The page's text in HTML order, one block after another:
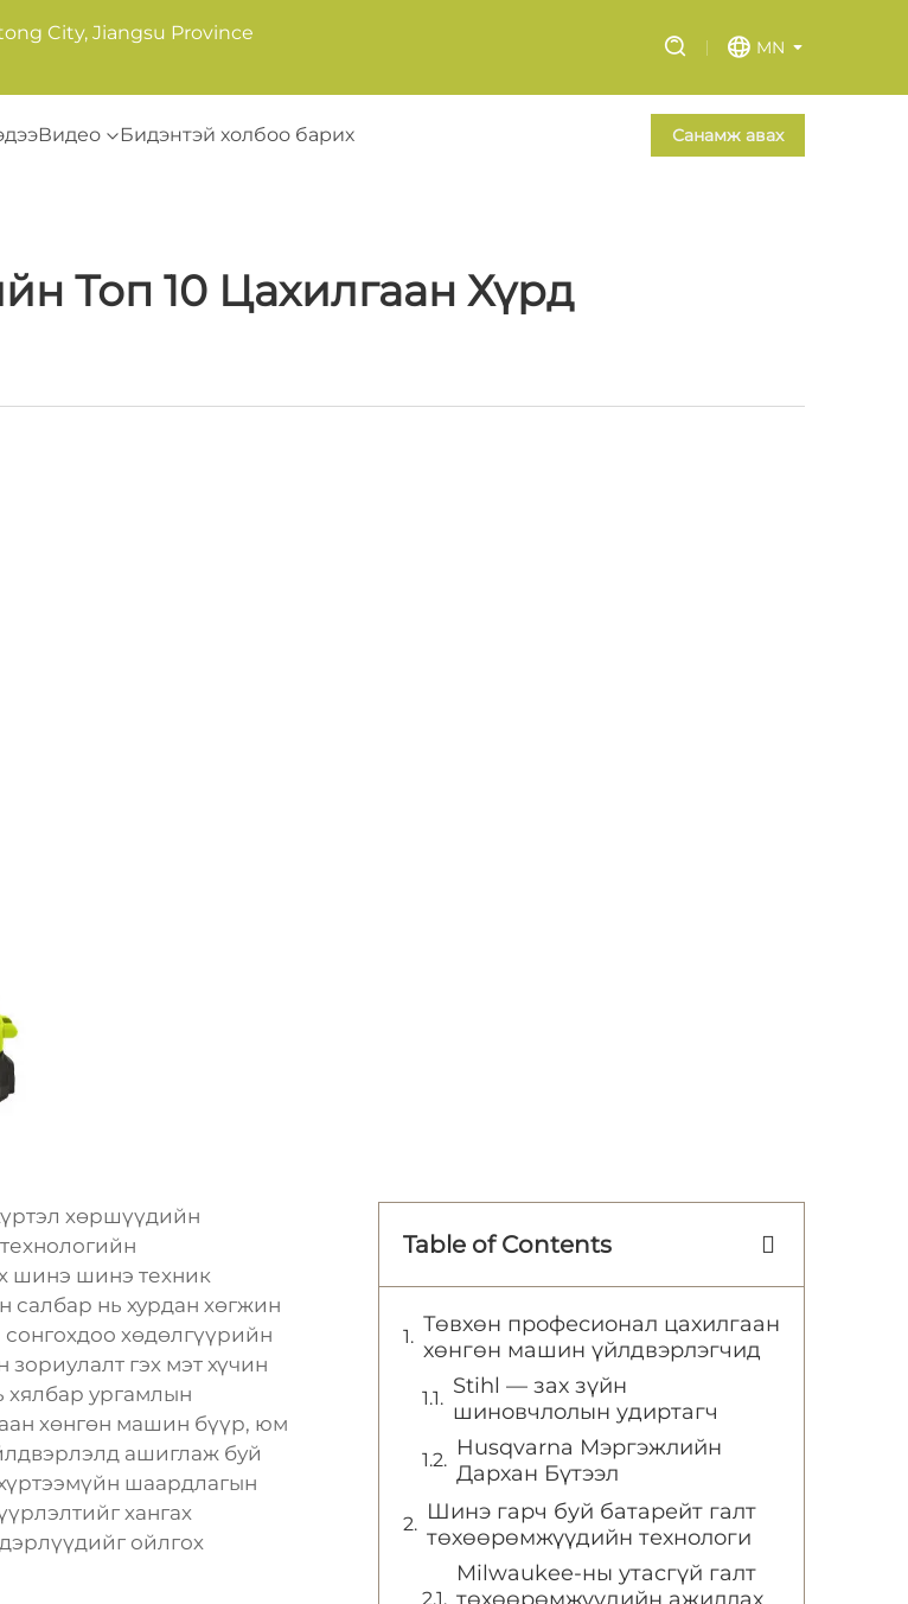
City, Jiangsu Province
MN
Видео Бидэнтэй холбоо барих Санамж авах
Топ 10 Цахилгаан Хүрд
хөршүүдийн
шинэ шинэ техник
салбар нь хурдан хөгжин
хөдөлгүүрийн
гэх мэт хүчин
хялбар ургамлын
хөнгөн машин бүүр, юм
ашиглаж буй
шаардлагын
хангах
ойлгох
Table of Contents
Төвхөн професионал цахилгаан
хөнгөн машин үйлдвэрлэгчид
Stihl — зах зүйн
шиновчлолын удиртагч
Husqvarna Мэргэжлийн
Дархан Бүтээл
Шинэ гарч буй батарейт галт
төхөөрөмжүүдийн технологи
Milwaukee-ны утасгүй галт